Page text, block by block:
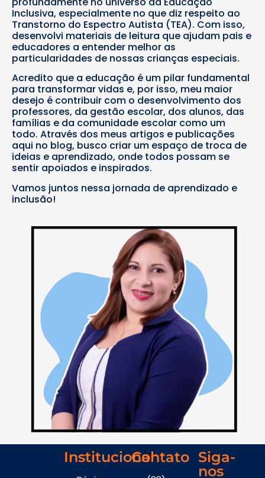
Inclusiva, especialmente no que diz respeito ao
Transtorno do Espectro Autista (TEA). Com isso,
desenvolvi materiais de leitura que ajudam pais e
educadores a entender melhor as
particularidades de nossas crianças especiais.
Acredito que a educação é um pilar fundamental
para transformar vidas e, por isso, meu maior
desejo é contribuir com o desenvolvimento dos
professores, da gestão escolar, dos alunos, das
famílias e da comunidade escolar como um
todo. Através dos meus artigos e publicações
aqui no blog, busco criar um espaço de troca de
ideias e aprendizado, onde todos possam se
sentir apoiados e inspirados.
Vamos juntos nessa jornada de aprendizado e
inclusão!
InstitucionalContato Siga-
nos